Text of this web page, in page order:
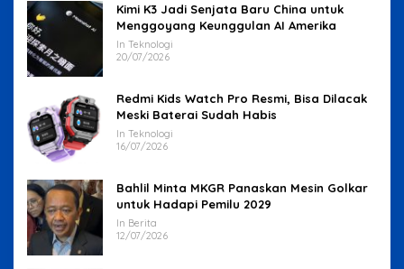
Kimi K3 Jadi Senjata Baru China untuk
Menggoyang Keunggulan AI Amerika
In Teknologi
20/07/2026
Redmi Kids Watch Pro Resmi, Bisa Dilacak
Meski Baterai Sudah Habis
In Teknologi
16/07/2026
Bahlil Minta MKGR Panaskan Mesin Golkar
untuk Hadapi Pemilu 2029
In Berita
12/07/2026